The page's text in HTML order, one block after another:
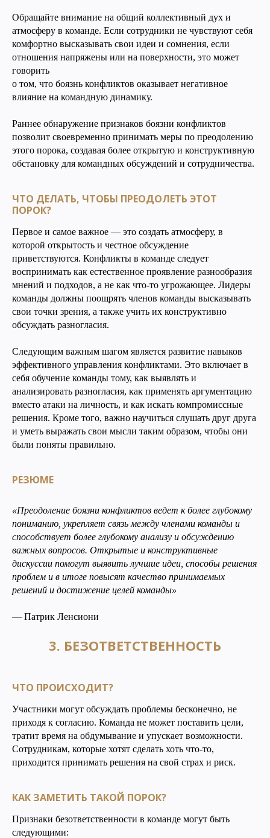
Обращайте внимание на общий коллективный дух и
атмосферу в команде. Если сотрудники не чувствуют себя
комфортно высказывать свои идеи и сомнения, если
отношения напряжены или на поверхности, это может
говорить
о том, что боязнь конфликтов оказывает негативное
влияние на командную динамику.
Раннее обнаружение признаков боязни конфликтов
позволит своевременно принимать меры по преодолению
этого порока, создавая более открытую и конструктивную
обстановку для командных обсуждений и сотрудничества.
ЧТО ДЕЛАТЬ, ЧТОБЫ ПРЕОДОЛЕТЬ ЭТОТ
ПОРОК?
Первое и самое важное — это создать атмосферу, в
которой открытость и честное обсуждение
приветствуются. Конфликты в команде следует
воспринимать как естественное проявление разнообразия
мнений и подходов, а не как что-то угрожающее. Лидеры
команды должны поощрять членов команды высказывать
свои точки зрения, а также учить их конструктивно
обсуждать разногласия.
Следующим важным шагом является развитие навыков
эффективного управления конфликтами. Это включает в
себя обучение команды тому, как выявлять и
анализировать разногласия, как применять аргументацию
вместо атаки на личность, и как искать компромиссные
решения. Кроме того, важно научиться слушать друг друга
и уметь выражать свои мысли таким образом, чтобы они
были поняты правильно.
РЕЗЮМЕ
«Преодоление боязни конфликтов ведет к более глубокому
пониманию, укрепляет связь между членами команды и
способствует более глубокому анализу и обсуждению
важных вопросов. Открытые и конструктивные
дискуссии помогут выявить лучшие идеи, способы решения
проблем и в итоге повысят качество принимаемых
решений и достижение целей команды»
— Патрик Ленсиони
3. БЕЗОТВЕТСТВЕННОСТЬ
ЧТО ПРОИСХОДИТ?
Участники могут обсуждать проблемы бесконечно, не
приходя к согласию. Команда не может поставить цели,
тратит время на обдумывание и упускает возможности.
Сотрудникам, которые хотят сделать хоть что-то,
приходится принимать решения на свой страх и риск.
КАК ЗАМЕТИТЬ ТАКОЙ ПОРОК?
Признаки безответственности в команде могут быть
следующими: